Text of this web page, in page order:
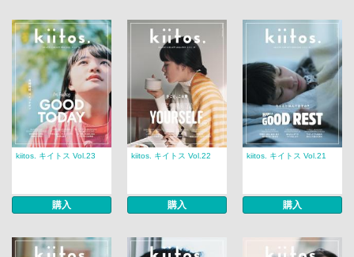
kiitos. キイトス Vol.23
購入
kiitos. キイトス Vol.22
購入
kiitos. キイトス Vol.21
購入